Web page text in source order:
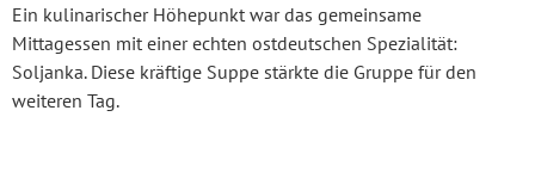
Ein kulinarischer Höhepunkt war das gemeinsame
Mittagessen mit einer echten ostdeutschen Spezialität:
Soljanka. Diese kräftige Suppe stärkte die Gruppe für den
weiteren Tag.